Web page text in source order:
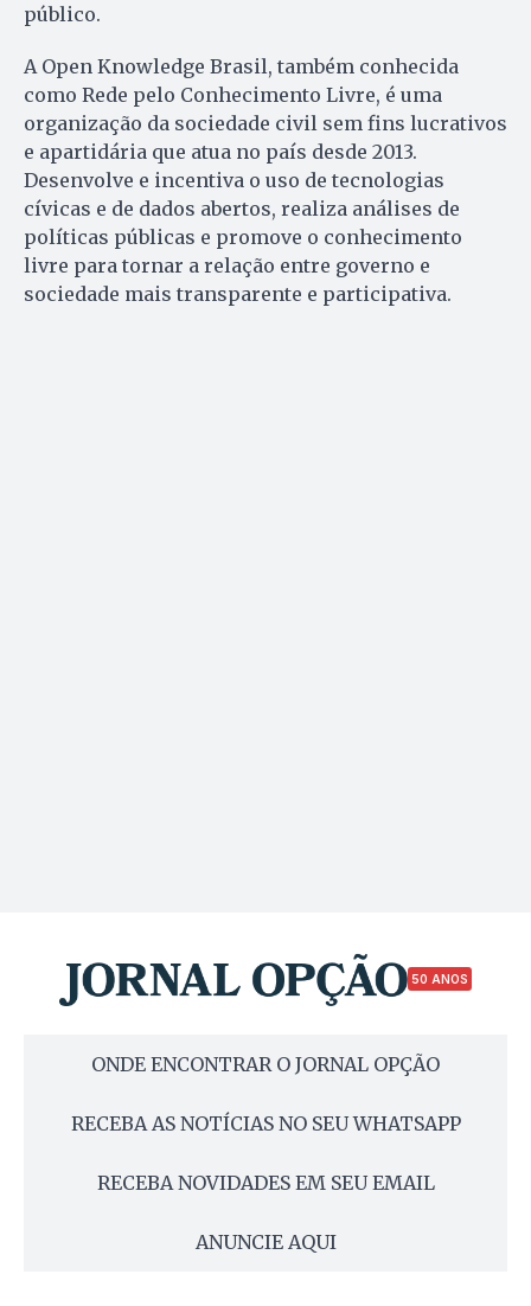
público.
A Open Knowledge Brasil, também conhecida
como Rede pelo Conhecimento Livre, é uma
organização da sociedade civil sem fins lucrativos
e apartidária que atua no país desde 2013.
Desenvolve e incentiva o uso de tecnologias
cívicas e de dados abertos, realiza análises de
políticas públicas e promove o conhecimento
livre para tornar a relação entre governo e
sociedade mais transparente e participativa.
50 ANOS
ONDE ENCONTRAR O JORNAL OPÇÃO
RECEBA AS NOTÍCIAS NO SEU WHATSAPP
RECEBA NOVIDADES EM SEU EMAIL
ANUNCIE AQUI